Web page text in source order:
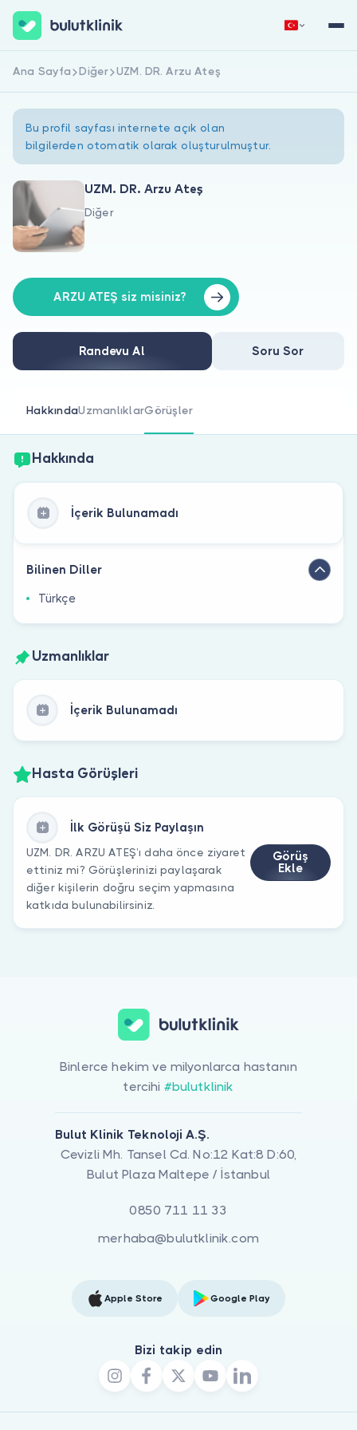
Hakkımızda
Doktorlar için
Doktor musunuz?
Hemen Kaydol
Ana Sayfa Diğer UZM. DR. Arzu Ateş
Bu profil sayfası internete açık olan
bilgilerden otomatik olarak oluşturulmuştur.
UZM. DR. Arzu Ateş
Diğer
ARZU ATEŞ siz misiniz?
Randevu Al Soru Sor
HakkındaUzmanlıklarGörüşler
Hakkında
İçerik Bulunamadı
Bilinen Diller
Türkçe
Uzmanlıklar
İçerik Bulunamadı
Hasta Görüşleri
İlk Görüşü Siz Paylaşın
UZM. DR. ARZU ATEŞ’ı daha önce ziyaret
ettiniz mi? Görüşlerinizi paylaşarak
diğer kişilerin doğru seçim yapmasına
katkıda bulunabilirsiniz.
Görüş
Ekle
Binlerce hekim ve milyonlarca hastanın
tercihi #bulutklinik
Bulut Klinik Teknoloji A.Ş.
Cevizli Mh. Tansel Cd. No:12 Kat:8 D:60,
Bulut Plaza Maltepe / İstanbul
0850 711 11 33
merhaba@bulutklinik.com
Apple Store Google Play
Bizi takip edin